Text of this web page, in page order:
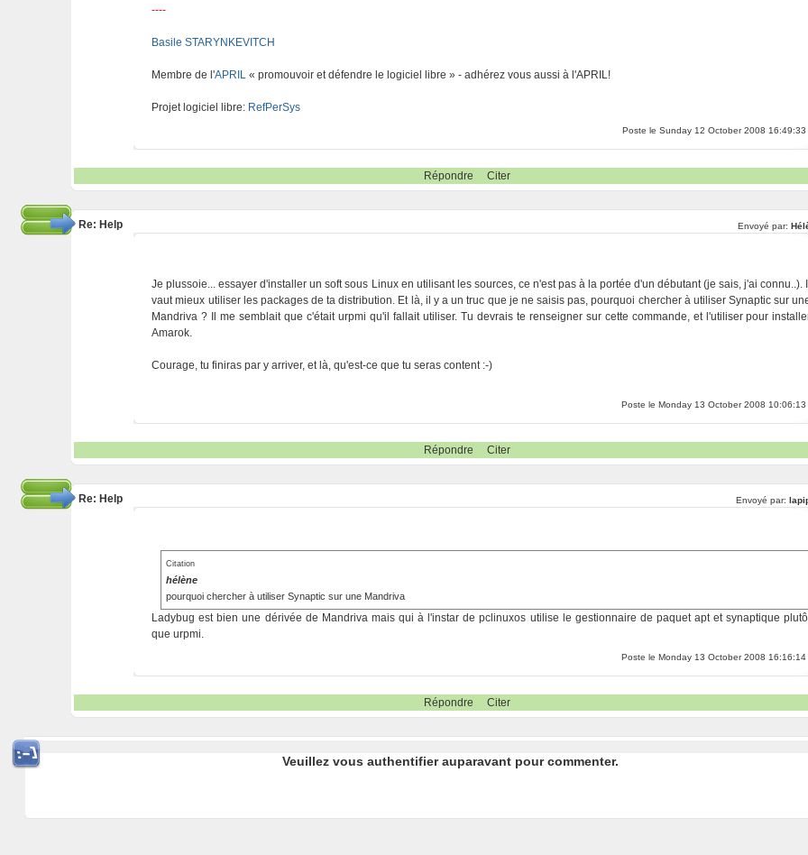
----
Basile STARYNKEVITCH
Membre de l'APRIL « promouvoir et défendre le logiciel libre » - adhérez vous aussi à l'APRIL!
Projet logiciel libre: RefPerSys
Poste le Sunday 12 October 2008 16:49:33
Répondre Citer
Re: Help Envoyé par:
Je plussoie... essayer d'installer un soft sous Linux en utilisant les sources, ce n'est pas à la portée d'un débutant (je sais, j'ai connu..). Il
vaut mieux utiliser les packages de ta distribution. Et là, il y a un truc que je ne saisis pas, pourquoi chercher à utiliser Synaptic sur
Mandriva ? Il me semblait que c'était urpmi qu'il fallait utiliser. Tu devrais te renseigner sur cette commande, et l'utiliser pour
Amarok.
Courage, tu finiras par y arriver, et là, qu'est-ce que tu seras content :-)
Poste le Monday 13 October 2008 10:06:13
Répondre Citer
Re: Help Envoyé par:
Citation
hélène
pourquoi chercher à utiliser Synaptic sur une Mandriva
Ladybug est bien une dérivée de Mandriva mais qui à l'instar de pclinuxos utilise le gestionnaire de paquet apt et synaptique
que urpmi.
Poste le Monday 13 October 2008 16:16:14
Répondre Citer
Veuillez vous authentifier auparavant pour commenter.